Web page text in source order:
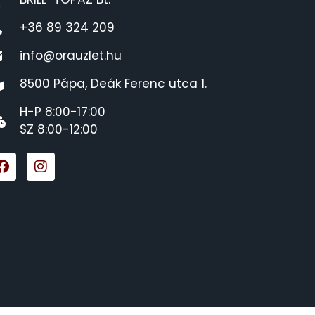
+36 89 324 209
info@orauzlet.hu
8500 Pápa, Deák Ferenc utca 1.
H-P 8:00-17:00
SZ 8:00-12:00